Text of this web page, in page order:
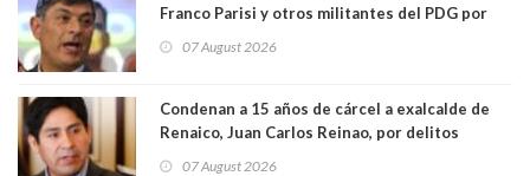
Franco Parisi y otros militantes del PDG por
07 August 2026
Condenan a 15 años de cárcel a exalcalde de
Renaico, Juan Carlos Reinao, por delitos
07 August 2026